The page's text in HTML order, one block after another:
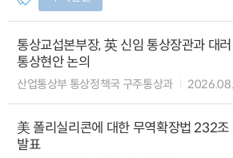
통상교섭본부장, 英 신임 통상장관과 대
통상현안 논의
산업통상부 통상정책국 구주통상과
美 폴리실리콘에 대한 무역확장법 232조
발표